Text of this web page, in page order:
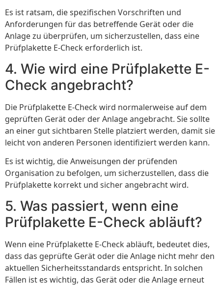
Es ist ratsam, die spezifischen Vorschriften und
Anforderungen für das betreffende Gerät oder die
Anlage zu überprüfen, um sicherzustellen, dass eine
Prüfplakette E-Check erforderlich ist.
4. Wie wird eine Prüfplakette E-
Check angebracht?
Die Prüfplakette E-Check wird normalerweise auf dem
geprüften Gerät oder der Anlage angebracht. Sie sollte
an einer gut sichtbaren Stelle platziert werden, damit sie
leicht von anderen Personen identifiziert werden kann.
Es ist wichtig, die Anweisungen der prüfenden
Organisation zu befolgen, um sicherzustellen, dass die
Prüfplakette korrekt und sicher angebracht wird.
5. Was passiert, wenn eine
Prüfplakette E-Check abläuft?
Wenn eine Prüfplakette E-Check abläuft, bedeutet dies,
dass das geprüfte Gerät oder die Anlage nicht mehr den
aktuellen Sicherheitsstandards entspricht. In solchen
Fällen ist es wichtig, das Gerät oder die Anlage erneut